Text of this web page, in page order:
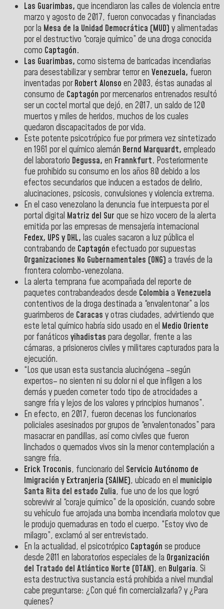
Las Guarimbas, que incendiaron las calles de violencia entre
marzo y agosto de 2017, fueron convocadas y financiadas
por la Mesa de la Unidad Democrática (MUD) y alimentadas
por el destructivo “coraje químico” de una droga conocida
como Captagón.
Las Guarimbas, como sistema de barricadas incendiarias
para desestabilizar y sembrar terror en Venezuela, fueron
inventadas por Robert Alonso en 2003, éstas aunadas al
consumo de Captagón por mercenarios entrenados resultó
ser un coctel mortal que dejó, en 2017, un saldo de 120
muertos y miles de heridos, muchos de los cuales
quedaron discapacitados de por vida.
Este potente psicotrópico fue por primera vez sintetizado
en 1961 por el químico alemán Bernd Marquardt, empleado
del laboratorio Degussa, en Frannkfurt. Posteriormente
fue prohibido su consumo en los años 80 debido a los
efectos secundarios que inducen a estados de delirio,
alucinaciones, psicosis, convulsiones y violencia extrema.
En el caso venezolano la denuncia fue interpuesta por el
portal digital Matriz del Sur que se hizo vocero de la alerta
emitida por las empresas de mensajería internacional
Fedex, UPS y DHL, las cuales sacaron a luz pública el
contrabando de Captagón efectuado por supuestas
Organizaciones No Gubernamentales (ONG) a través de la
frontera colombo-venezolana.
La alerta temprana fue acompañada del reporte de
paquetes contrabandeados desde Colombia a Venezuela
contentivos de la droga destinada a “envalentonar” a los
guarimberos de Caracas y otras ciudades, advirtiendo que
este letal químico habría sido usado en el Medio Oriente
por fanáticos yihadistas para degollar, frente a las
cámaras, a prisioneros civiles y militares capturados para la
ejecución.
“Los que usan esta sustancia alucinógena –según
expertos– no sienten ni su dolor ni el que infligen a los
demás y pueden cometer todo tipo de atrocidades a
sangre fría y lejos de los valores y principios humanos”.
En efecto, en 2017, fueron decenas los funcionarios
policiales asesinados por grupos de “envalentonados” para
masacrar en pandillas, así como civiles que fueron
linchados o quemados vivos sin la menor contemplación a
sangre fría.
Erick Troconis, funcionario del Servicio Autónomo de
Imigración y Extranjeria (SAIME), ubicado en el municipio
Santa Rita del estado Zulia, fue uno de los que logró
sobrevivir al “coraje químico” de la oposición, cuando sobre
su vehículo fue arrojada una bomba incendiaria molotov que
le produjo quemaduras en todo el cuerpo. “Estoy vivo de
milagro”, exclamó al ser entrevistado.
En la actualidad, el psicotrópico Captagón se produce
desde 2011 en laboratorios especiales de la Organización
del Tratado del Atlántico Norte (OTAN), en Bulgaria. Si
esta destructiva sustancia está prohibida a nivel mundial
cabe preguntarse: ¿Con qué fin comercializarla? y ¿Para
quienes?